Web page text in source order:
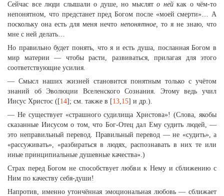
Сейчас все люди слышали о душе, но мыслят о нейкак о чём-то
непонятном, что предстанет пред Богом после «моей смерти»… А
поскольку она есть для меня нечто непонятное, то я не знаю, что
мне с ней делать…
Но правильно будет понять, что я и есть душа, посланная Богом в
мир материи — чтобы расти, развиваться, прилагая для этого
соответствующие усилия.
— Смысл наших жизней становится понятным только с учётом
знаний об Эволюции Вселенского Сознания. Этому ведь учил
Иисус Христос ([14]; см. также в [13,15] и др.).
— Не существует «страшного судилища Христова»! (Слова, якобы
сказанные Иисусом о том, что Бог-Отец дал Ему судить людей, —
это неправильный перевод. Правильный перевод — не «судить», а
«рассуживать», «разбираться в людях, распознавать в них те или
иные принципиальные душевные качества».)
Страх перед Богом не способствует любви к Нему и сближению с
Ним по качеству себя-души!
Напротив, именно утончённая эмоциональная любовь — сближает